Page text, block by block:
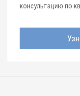
консультацию по